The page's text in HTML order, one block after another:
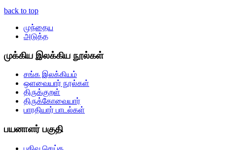
back to top
முந்தைய
அடுத்த
முக்கிய இலக்கிய நூல்கள்
சங்க இலக்கியம்
ஒளவையார் நூல்கள்
திருக்குறள்
திருக்கோவையார்
பாரதியார் பாடல்கள்
பயனாளர் பகுதி
பதிவு செய்க